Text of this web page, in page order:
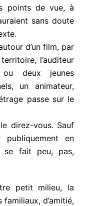
points de vue, à
sans doute
d’un film, par
l’auditeur
deux jeunes
un animateur,
passe sur le
direz-vous. Sauf
en
se fait peu, pas,
petit milieu, la
d’amitié,